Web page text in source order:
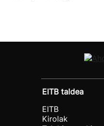
EITB taldea
EITB
Kirolak